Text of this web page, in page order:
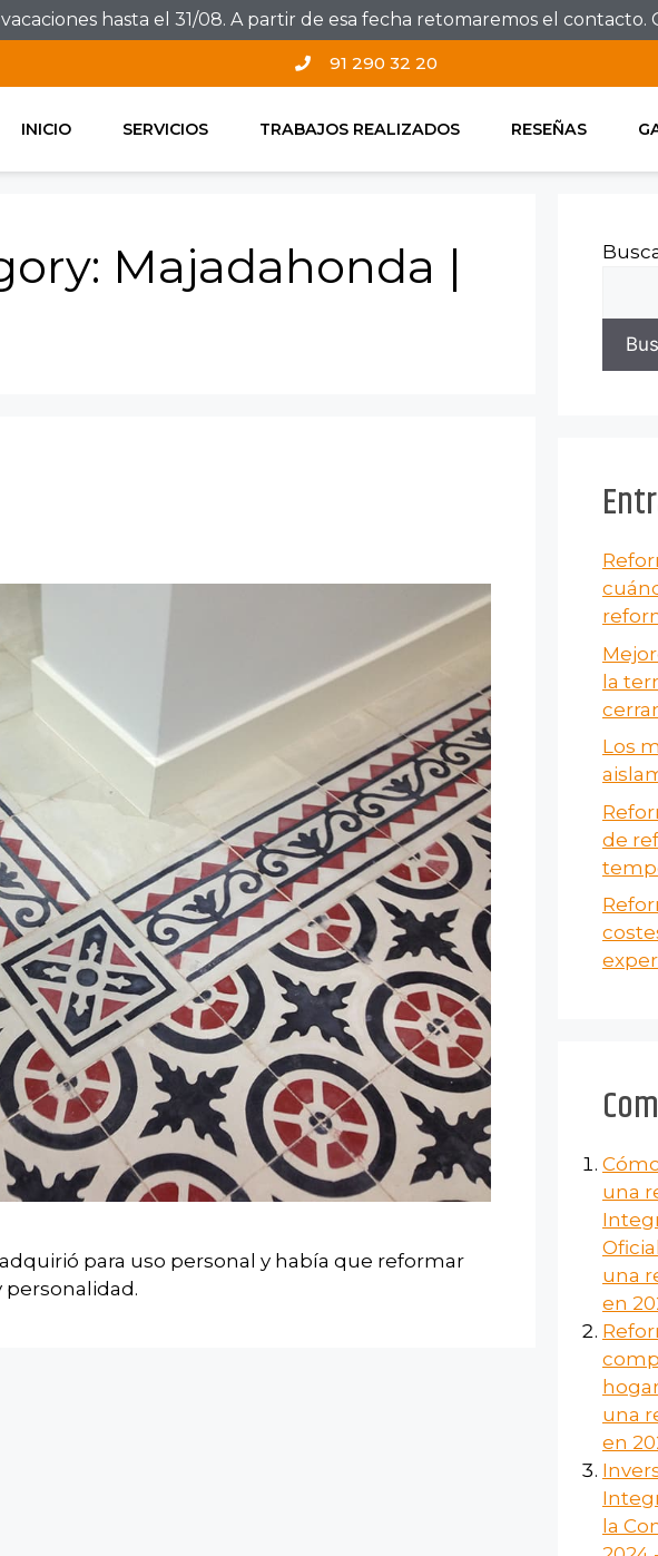
hasta el 31/08. A partir de esa fecha retomaremos el contacto.
91 290 32 20
INICIO SERVICIOS TRABAJOS REALIZADOS RESEÑAS
Majadahonda |
para uso personal y había que reformar
personalidad.
la
Los
de
una
Oficial
una
en
una
en
la